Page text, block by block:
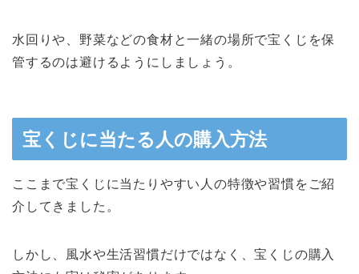
水回りや、野菜などの食材と一緒の場所で宝くじを保
管するのは避けるようにしましょう。
宝くじに当たる人の購入方法
ここまで宝くじに当たりやすい人の特徴や習慣をご紹
介してきました。
しかし、風水や生活習慣だけではなく、宝くじの購入